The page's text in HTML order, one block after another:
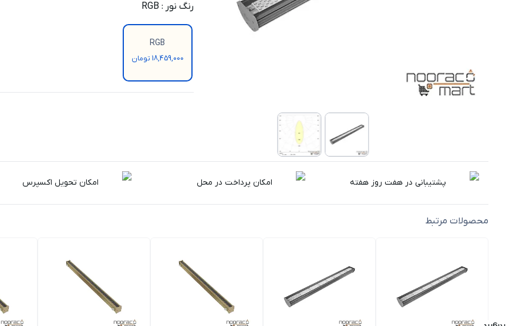
رنگ نور :
RGB
RGB
18,459,000 تومان
پشتیبانی در هفت روز هفته امکان پرداخت در محل امکان تحویل اکسپرس
محصولات مرتبط